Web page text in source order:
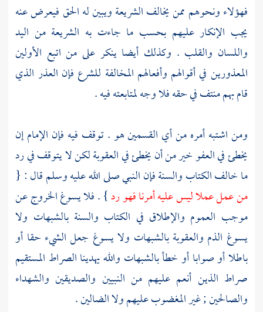
فهؤلاء ونحوهم ممن يخالف الشريعة ويبين له الحق فيعرض عنه
يجب الإنكار عليهم بحسب ما جاءت به الشريعة من اليد
واللسان والقلب . وكذلك أيضا ينكر على من اتبع الأولين
المعذورين في أقوالهم وأفعالهم المخالفة للشرع فإن العذر الذي
قام بهم منتف في حقه فلا وجه لمتابعته فيه .
ومن اشتبه أمره من أي القسمين هو . توقف فيه فإن الإمام إن
يخطئ في العفو خير من أن يخطئ في العقوبة لكن لا يتوقف في رد
ما خالف الكتاب والسنة فإن النبي صلى الله عليه وسلم قال : {
من عمل عملا ليس عليه أمرنا فهو رد} . فلا يسوغ الخروج عن
موجب العموم والإطلاق في الكتاب والسنة بالشبهات ولا
يسوغ الذم والعقوبة بالشبهات ولا يسوغ جعل الشيء حقا أو
باطلا أو صوابا أو خطأ بالشبهات والله يهدينا الصراط المستقيم
صراط الذين أنعم عليهم من النبيين والصديقين والشهداء
والصالحين ; غير المغضوب عليهم ولا الضالين .